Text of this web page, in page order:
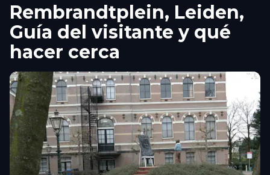
Rembrandtplein, Leiden,
Guía del visitante y qué
hacer cerca